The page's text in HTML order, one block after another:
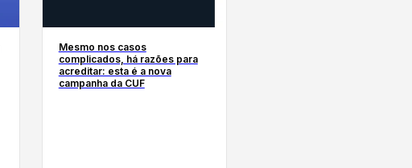
Mesmo nos casos
complicados, há razões para
acreditar: esta é a nova
campanha da CUF